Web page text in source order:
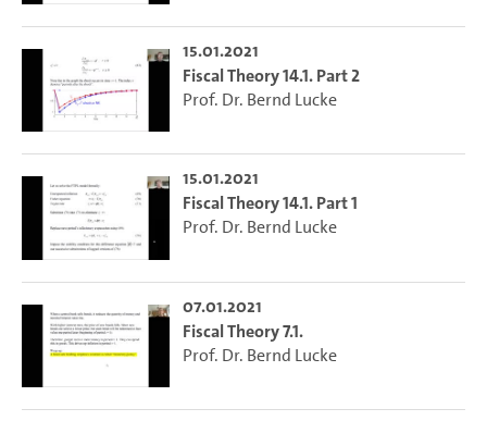
15.01.2021
Fiscal Theory 14.1. Part 2
Prof. Dr. Bernd Lucke
15.01.2021
Fiscal Theory 14.1. Part 1
Prof. Dr. Bernd Lucke
07.01.2021
Fiscal Theory 7.1.
Prof. Dr. Bernd Lucke